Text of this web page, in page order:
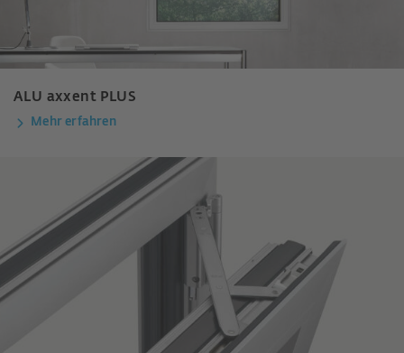
ALU axxent PLUS
Mehr erfahren